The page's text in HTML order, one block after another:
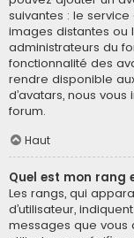
suivantes : le service
images distantes ou
administrateurs du
fonctionnalité des
rendre disponible
d’avatars, nous
forum.
Haut
Quel est mon rang
Les rangs, qui
d’utilisateur,
messages que vous